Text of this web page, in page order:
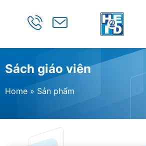
Sách giáo viên
Home » Sản phẩm